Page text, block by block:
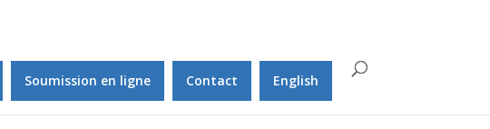
Soumission en ligne Contact English